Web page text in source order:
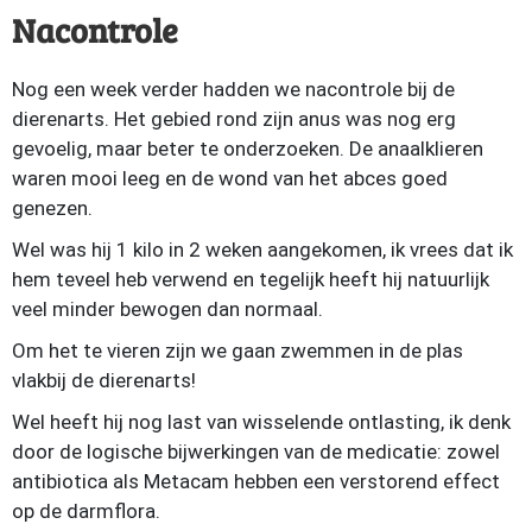
Nacontrole
Nog een week verder hadden we nacontrole bij de
dierenarts. Het gebied rond zijn anus was nog erg
gevoelig, maar beter te onderzoeken. De anaalklieren
waren mooi leeg en de wond van het abces goed
genezen.
Wel was hij 1 kilo in 2 weken aangekomen, ik vrees dat ik
hem teveel heb verwend en tegelijk heeft hij natuurlijk
veel minder bewogen dan normaal.
Om het te vieren zijn we gaan zwemmen in de plas
vlakbij de dierenarts!
Wel heeft hij nog last van wisselende ontlasting, ik denk
door de logische bijwerkingen van de medicatie: zowel
antibiotica als Metacam hebben een verstorend effect
op de darmflora.